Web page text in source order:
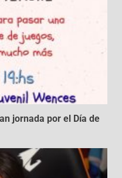
jornada por el Día de